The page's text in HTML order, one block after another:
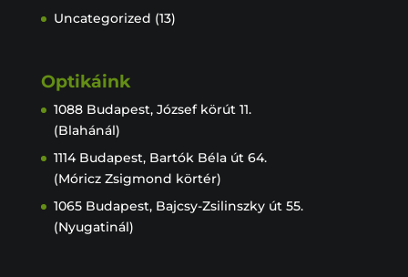
Uncategorized (13)
Optikáink
1088 Budapest, József körút 11.
(Blahánál)
1114 Budapest, Bartók Béla út 64.
(Móricz Zsigmond körtér)
1065 Budapest, Bajcsy-Zsilinszky út 55.
(Nyugatinál)